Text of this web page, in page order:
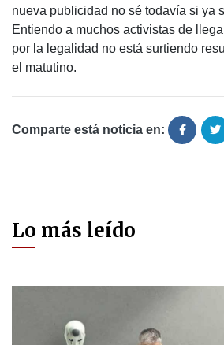
nueva publicidad no sé todavía si ya
Entiendo a muchos activistas de
por la legalidad no está surtiendo
el matutino.
Comparte está noticia en:
Lo más leído